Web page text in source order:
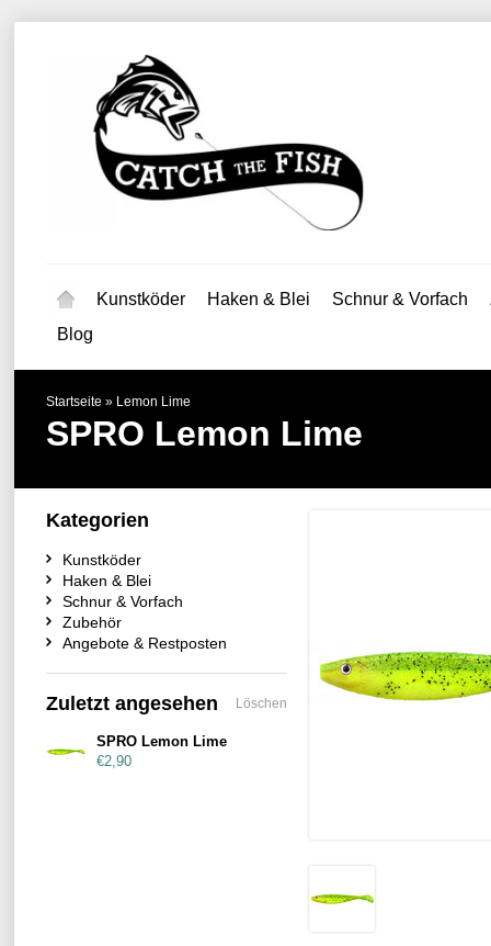
Kunstköder Haken & Blei Schnur & Vorfach
Blog
Startseite » Lemon Lime
SPRO Lemon Lime
Kategorien
Kunstköder
Haken & Blei
Schnur & Vorfach
Zubehör
Angebote & Restposten
Zuletzt angesehen Löschen
SPRO Lemon Lime
€2,90